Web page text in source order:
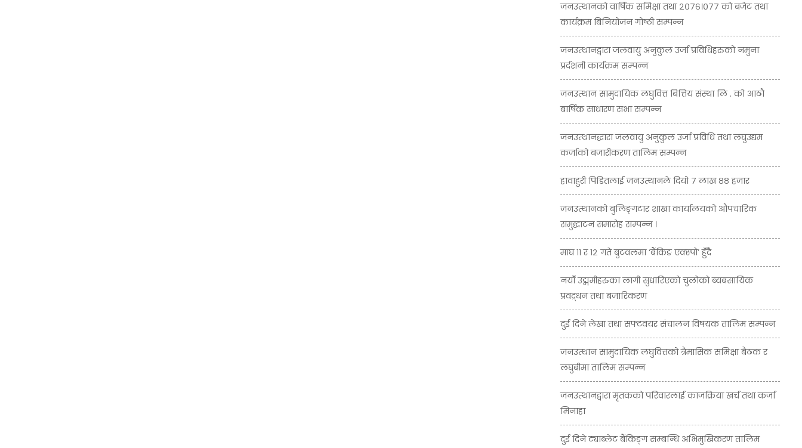
जनउत्थानको वार्षिक समिक्षा तथा २०७६।०७७ को बजेट तथा
कार्यक्रम बिनियोजन गोष्ठी सम्पन्न
जनउत्थानद्वारा जलवायु अनुकुल उर्जा प्रविधिहरुको नमुना
प्रर्दशनी कार्यक्रम सम्पन्न
जनउत्थान सामुदायिक लघुवित्त बित्तिय संस्था लि . को आठौ
बार्षिक साधारण सभा सम्पन्न
जनउत्थानद्धारा जलवायु अनुकुल उर्जा प्रविधि तथा लघुउद्यम
कर्जाको बजारीकरण तालिम सम्पन्न
हावाहुरी पिडितलाई जनउत्थानले दियो ७ लाख ८८ हजार
जनउत्थानको बुलिङ्गटार शाखा कार्यालयको औपचारिक
समुद्घाटन समारोह सम्पन्न ।
माघ ११ र १२ गते बुटवलमा ‘बैंकिङ एक्स्पो’ हुँदै
नयाँ उद्ममीहरुका लागी सुधारिएको चुलोको ब्यबसायिक
प्रवद्र्धन तथा बजारिकरण
दुई दिने लेखा तथा सफ्टवयर संचालन विषयक तालिम सम्पन्न
जनउत्थान सामुदायिक लघुवित्तको त्रैमासिक समिक्षा बैठक र
लघुबीमा तालिम सम्पन्न
जनउत्थानद्वारा मृतकको परिवारलाई काजक्रिया खर्च तथा कर्जा
मिनाहा
दुई दिने ट्याब्लेट बैंकिङ्ग सम्बन्धि अभिमुखिकरण तालिम